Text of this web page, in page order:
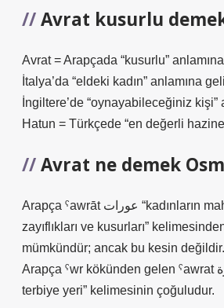
Avrat kusurlu
Avrat = Arapçada “kusurlu”
İtalya’da “eldeki kadın” anlamına
İngiltere’de “oynayabileceğiniz kişi”
Hatun = Türkçede “en değerli
Avrat ne demek
Arapça ˁawrāt عورات “kadınların mahrem yerleri,
zayıflıkları ve kusurları”
mümkündür; ancak bu kesin
Arapça ˁwr kökünden gelen ˁawrat عورة “suç, özür,
terbiye yeri” kelimesinin çoğuludur.